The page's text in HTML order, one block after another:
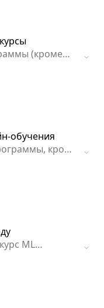
(кроме
TALENT HUB)
по
обучения
кроме
TALENT HUB.
ML
Код активен